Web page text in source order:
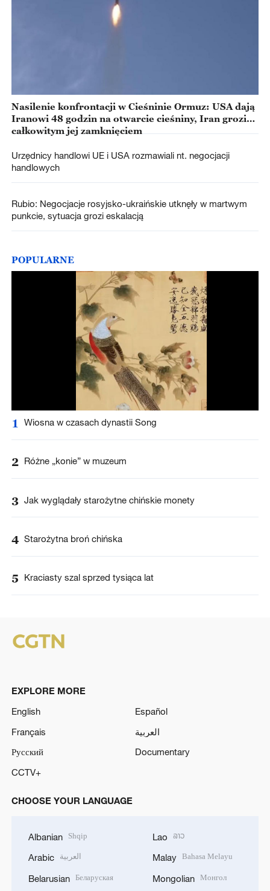
Nasilenie konfrontacji w Cieśninie Ormuz: USA dają
Iranowi 48 godzin na otwarcie cieśniny, Iran grozi
całkowitym jej zamknięciem
Urzędnicy handlowi UE i USA rozmawiali nt. negocjacji
handlowych
Rubio: Negocjacje rosyjsko-ukraińskie utknęły w martwym
punkcie, sytuacja grozi eskalacją
POPULARNE
1 Wiosna w czasach dynastii Song
2 Różne „konie” w muzeum
3 Jak wyglądały starożytne chińskie monety
4 Starożytna broń chińska
5 Kraciasty szal sprzed tysiąca lat
EXPLORE MORE
English
Español
Français
العربية
Русский
Documentary
CCTV+
CHOOSE YOUR LANGUAGE
Albanian Shqip
Arabic العربية
Belarusian Беларуская
Lao ລາວ
Malay Bahasa Melayu
Mongolian Монгол